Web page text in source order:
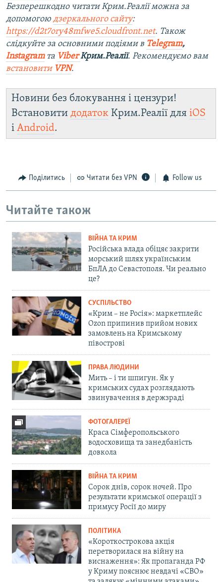
Безперешкодно читати Крим.Реалії можна за
допомогою дзеркального сайту:
https://d2t7ory48mfwe5.cloudfront.net. Також
слідкуйте за основними подіями в Telegram,
Instagramта ViberКрим.Реалії. Рекомендуємо вам
встановити VPN.
Новини без блокування і цензури!
Встановити додаток Крим.Реалії для iOS
і Android.
Поділитись Читати без VPN Follow us
Читайте також
ВІЙНА ТА КРИМ
Російська влада обіцяє закрити
морський шлях українським
БпЛА до Севастополя. Чи реально
це?
СУСПІЛЬСТВО
«Крим – не Росія»: маркетплейс
Ozon припинив прийом нових
замовлень на Кримському
півострові
ПРАВА ЛЮДИНИ
Мить – і ти шпигун. Як у
кримських судах розглядають
звинувачення в держзраді
ФОТОГАЛЕРЕЇ
Краса Сімферопольського
водосховища та занедбаність
довкола
ВІЙНА ТА КРИМ
Сорок днів, сорок ночей. Про
результати кримської операції з
примусу Росії до миру
ПОЛІТИКА
«Короткострокова акція
перетворилася на війну на
виснаження»: Як пропаганда РФ
у Криму пояснює невдачі «СВО»